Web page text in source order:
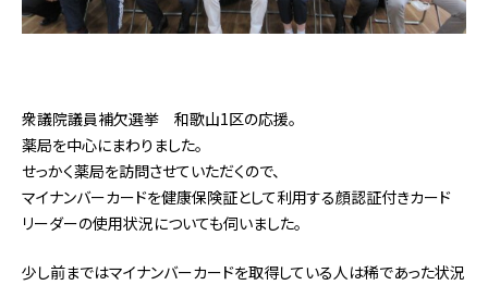
衆議院議員補欠選挙 和歌山1区の応援。
薬局を中心にまわりました。
せっかく薬局を訪問させていただくので、
マイナンバーカードを健康保険証として利用する顔認証付きカード
リーダーの使用状況についても伺いました。
少し前まではマイナンバーカードを取得している人は稀であった状況